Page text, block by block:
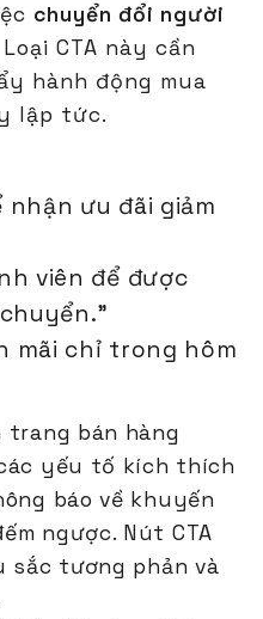
chuyển đổi người
Loại CTA này cần
hành động mua
lập tức.
nhận ưu đãi giảm
viên để được
mãi chỉ trong hôm
trang bán hàng
yếu tố kích thích
báo về khuyến
ngược. Nút CTA
sắc tương phản và